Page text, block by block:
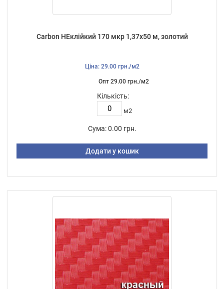
Carbon НЕклійкий 170 мкр 1,37х50 м, золотий
Ціна: 29.00 грн./м2
Опт 29.00 грн./м2
Кількість:
м2
Сума: 0.00 грн.
Додати у кошик